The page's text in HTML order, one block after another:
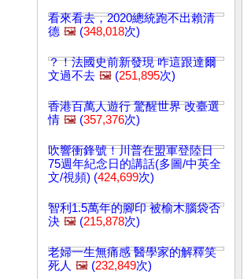
看來看去，2020總統跑不出賴清
德 🖼️ (348,018次)
？！法國史前新發現 咋這跟達爾
文過不去 🖼️ (251,895次)
香港百萬人遊行 驚醒世界 改臺選
情 🖼️ (357,376次)
吹響衝鋒號！川普在盟軍登陸日
75週年紀念日的講話(多圖/中英全
文/視頻) (424,699次)
智利1.5萬年的腳印 被榆木腦袋否
決 🖼️ (215,878次)
老婦一生無痛感 醫學家的解釋笑
死人 🖼️ (232,849次)